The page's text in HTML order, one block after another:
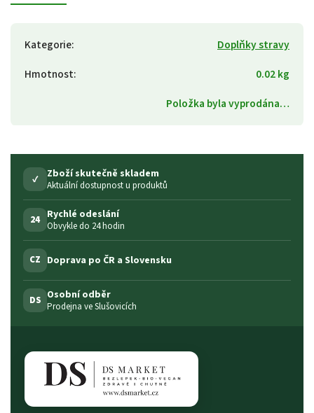
Kategorie:
Doplňky stravy
Hmotnost:
0.02 kg
Položka byla vyprodána…
✓ Zboží skutečně skladem
Aktuální dostupnost u produktů
24 Rychlé odeslání
Obvykle do 24 hodin
CZ Doprava po ČR a Slovensku
DS Osobní odběr
Prodejna ve Slušovicích